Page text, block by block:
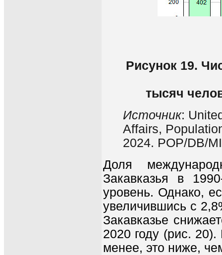
Рисунок 19.
тысяч
Источник:
Affairs,
2024. POP/DB/
Доля
Закавказья в
уровень. Однако,
увеличившись с
Закавказье
2020 году (рис.
менее, это ниже,